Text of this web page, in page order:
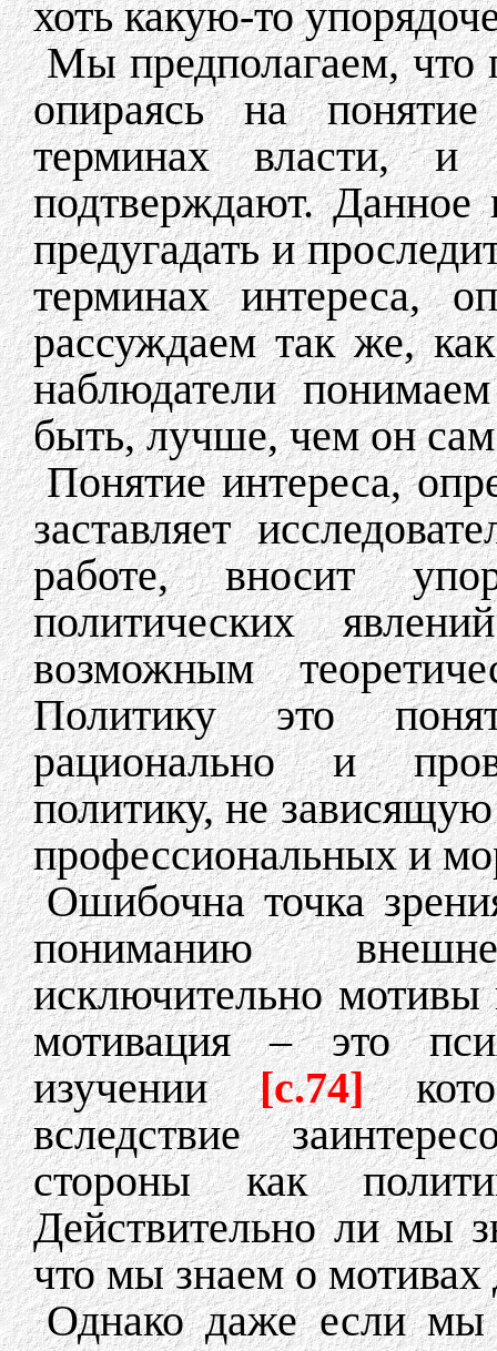
хоть какую-то
Мы предполагаем, что
опираясь на
терминах власти, и
подтверждают. Данное
предугадать и
терминах интереса,
рассуждаем так же,
наблюдатели
быть, лучше, чем он
Понятие интереса,
заставляет
работе, вносит
политических
возможным
Политику это
рационально и
политику, не
профессиональных и
Ошибочна точка
пониманию
исключительно мотивы
мотивация – это
изучении[c.74]
вследствие
стороны как
Действительно ли мы
что мы знаем о мотивах
Однако даже если мы